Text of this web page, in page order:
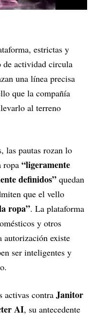
estrictas y
de actividad circula
una línea precisa
que la compañía
al terreno
las pautas rozan lo
ropa “ligeramente
definidos” quedan
que el vello
ropa”. La plataforma
y otros
autorización existe
ser inteligentes y
activas contra Janitor
AI, su antecedente